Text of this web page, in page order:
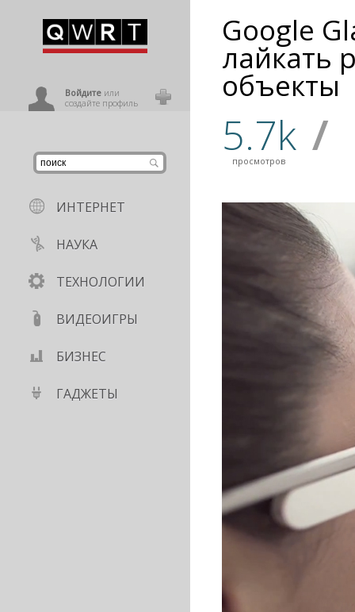
Войдитеили
создайте профиль
ИНТЕРНЕТ
НАУКА
ТЕХНОЛОГИИ
ВИДЕОИГРЫ
БИЗНЕС
ГАДЖЕТЫ
Google
лайкать
объекты
5.7k
просмотров /